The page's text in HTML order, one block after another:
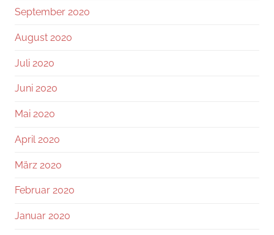
September 2020
August 2020
Juli 2020
Juni 2020
Mai 2020
April 2020
März 2020
Februar 2020
Januar 2020